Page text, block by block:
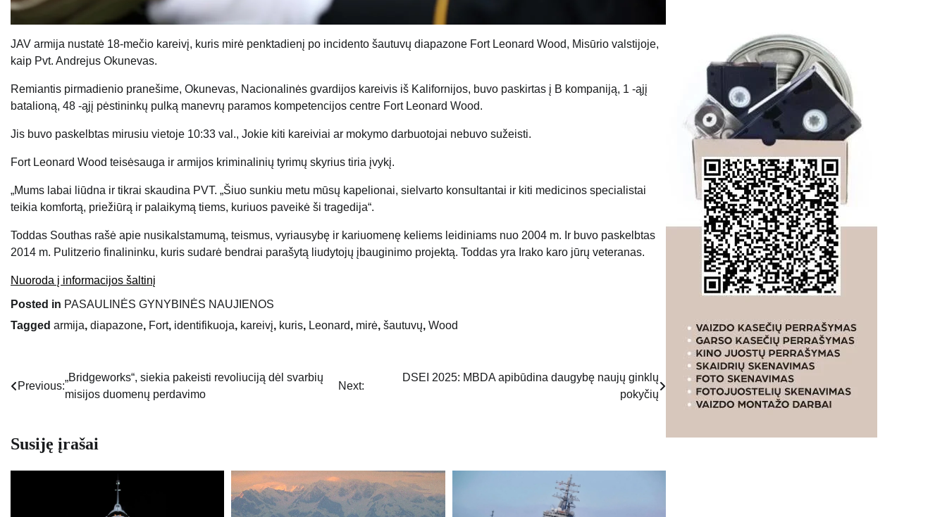
JAV armija nustatė 18-mečio kareivį, kuris mirė penktadienį po incidento šautuvų diapazone Fort Leonard Wood, Misūrio valstijoje,
kaip Pvt. Andrejus Okunevas.
Remiantis pirmadienio pranešime, Okunevas, Nacionalinės gvardijos kareivis iš Kalifornijos, buvo paskirtas į B kompaniją, 1 -ąjį
batalioną, 48 -ąjį pėstininkų pulką manevrų paramos kompetencijos centre Fort Leonard Wood.
Jis buvo paskelbtas mirusiu vietoje 10:33 val., Jokie kiti kareiviai ar mokymo darbuotojai nebuvo sužeisti.
Fort Leonard Wood teisėsauga ir armijos kriminalinių tyrimų skyrius tiria įvykį.
„Mums labai liūdna ir tikrai skaudina PVT. „Šiuo sunkiu metu mūsų kapelionai, sielvarto konsultantai ir kiti medicinos specialistai
teikia komfortą, priežiūrą ir palaikymą tiems, kuriuos paveikė ši tragedija“.
Toddas Southas rašė apie nusikalstamumą, teismus, vyriausybę ir kariuomenę keliems leidiniams nuo 2004 m. Ir buvo paskelbtas
2014 m. Pulitzerio finalininku, kuris sudarė bendrai parašytą liudytojų įbauginimo projektą. Toddas yra Irako karo jūrų veteranas.
Nuoroda į informacijos šaltinį
Posted in PASAULINĖS GYNYBINĖS NAUJIENOS
Tagged armija, diapazone, Fort, identifikuoja, kareivį, kuris, Leonard, mirė, šautuvų, Wood
Navigacija
Previous:
„Bridgeworks“, siekia pakeisti revoliuciją dėl svarbių
misijos duomenų perdavimo
Next:
DSEI 2025: MBDA apibūdina daugybę naujų ginklų
pokyčių
Susiję įrašai